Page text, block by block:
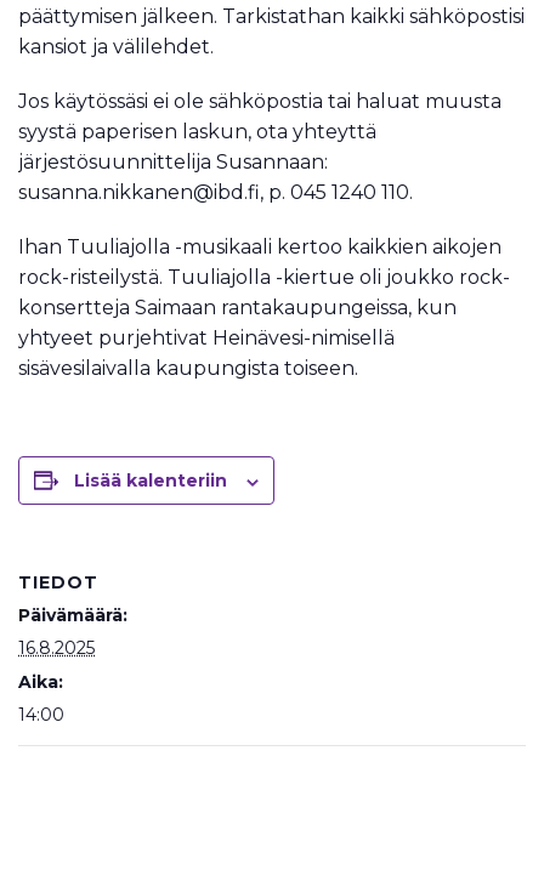
päättymisen jälkeen. Tarkistathan kaikki sähköpostisi
kansiot ja välilehdet.
Jos käytössäsi ei ole sähköpostia tai haluat muusta
syystä paperisen laskun, ota yhteyttä
järjestösuunnittelija Susannaan:
susanna.nikkanen@ibd.fi, p. 045 1240 110.
Ihan Tuuliajolla -musikaali kertoo kaikkien aikojen
rock-risteilystä. Tuuliajolla -kiertue oli joukko rock-
konsertteja Saimaan rantakaupungeissa, kun
yhtyeet purjehtivat Heinävesi-nimisellä
sisävesilaivalla kaupungista toiseen.
Lisää kalenteriin
TIEDOT
Päivämäärä:
16.8.2025
Aika:
14:00